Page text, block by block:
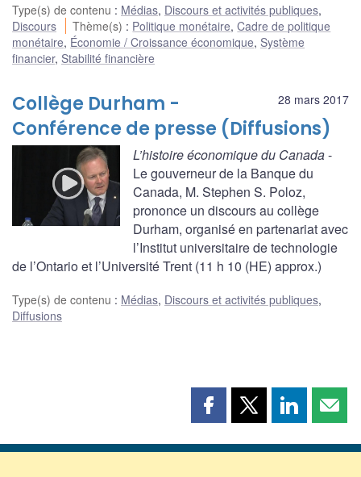
Type(s) de contenu : Médias, Discours et activités publiques,
Discours
Thème(s) : Politique monétaire,Cadre de politique
monétaire, Économie / Croissance économique, Système
financier, Stabilité financière
28 mars 2017
Collège Durham -
Conférence de presse (Diffusions)
L’histoire économique du Canada-
Le gouverneur de la Banque du
Canada, M. Stephen S. Poloz,
prononce un discours au collège
Durham, organisé en partenariat avec
l’Institut universitaire de technologie
de l’Ontario et l’Université Trent (11 h 10 (HE) approx.)
Type(s) de contenu : Médias, Discours et activités publiques,
Diffusions
Partager
page
Partager
page
Partager
page page